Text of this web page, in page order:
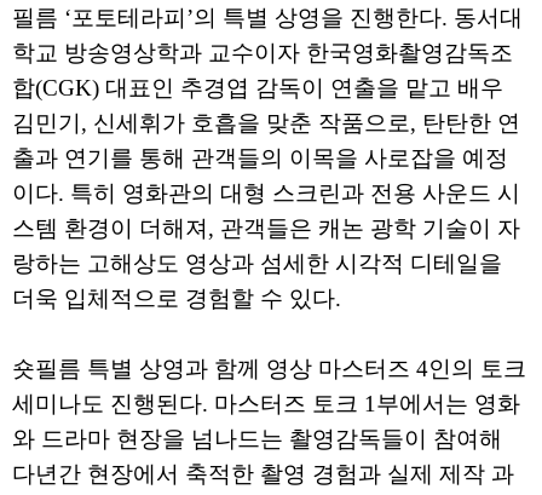
필름 ‘포토테라피’의 특별 상영을 진행한다. 동서대
학교 방송영상학과 교수이자 한국영화촬영감독조
합(CGK) 대표인 추경엽 감독이 연출을 맡고 배우
김민기, 신세휘가 호흡을 맞춘 작품으로, 탄탄한 연
출과 연기를 통해 관객들의 이목을 사로잡을 예정
이다. 특히 영화관의 대형 스크린과 전용 사운드 시
스템 환경이 더해져, 관객들은 캐논 광학 기술이 자
랑하는 고해상도 영상과 섬세한 시각적 디테일을
더욱 입체적으로 경험할 수 있다.
숏필름 특별 상영과 함께 영상 마스터즈 4인의 토크
세미나도 진행된다. 마스터즈 토크 1부에서는 영화
와 드라마 현장을 넘나드는 촬영감독들이 참여해
다년간 현장에서 축적한 촬영 경험과 실제 제작 과